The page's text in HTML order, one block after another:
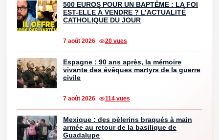
500 EUROS POUR UN BAPTÊME : LA FOI
EST-ELLE À VENDRE ? L’ACTUALITÉ
CATHOLIQUE DU JOUR
7 août 2026 20 vues
Espagne : 90 ans après, la mémoire
vivante des évêques martyrs de la guerre
civile
7 août 2026 114 vues
Mexique : des pèlerins braqués à main
armée au retour de la basilique de
Guadalupe